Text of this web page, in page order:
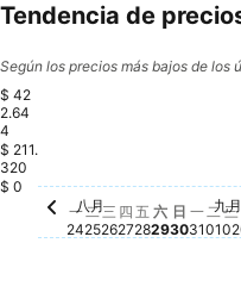
Tendencia de
Según los precios más bajos de los
$ 42
2.64
4
$ 211.
320
$ 0
星期一, 八月 24
No hay ningún
八月
一
24
星期二, 八月 25
No hay ningún
二
25
星期三, 八月 26
No hay
三
26
星期四, 八月
No hay
四
27
星期五, 八
No hay
五
28
星期六,
No hay
六
29
星期
No
日
30
星期
No
一
31
星
九月
二
01
三
02